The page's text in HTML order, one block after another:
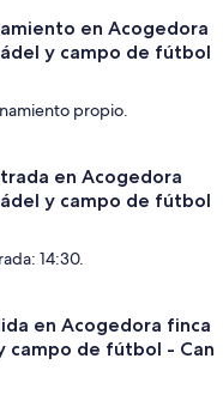
en Acogedora
y campo de fútbol
propio.
en Acogedora
y campo de fútbol
14:30.
en Acogedora finca
campo de fútbol - Can